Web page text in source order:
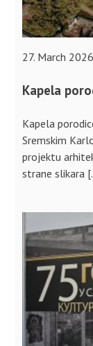
27. March
Kapela
Kapela
Sremskim
projektu
strane slikara